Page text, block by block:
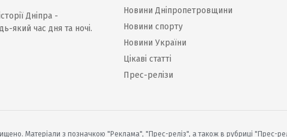
Дніпра -
який час дня та ночі.
Новини Дніпропетровщини
Новини спорту
Новини України
Цікаві статті
Прес-релізи
Матеріали з позначкою "Реклама", "Прес-реліз", а також в рубриці "Прес-